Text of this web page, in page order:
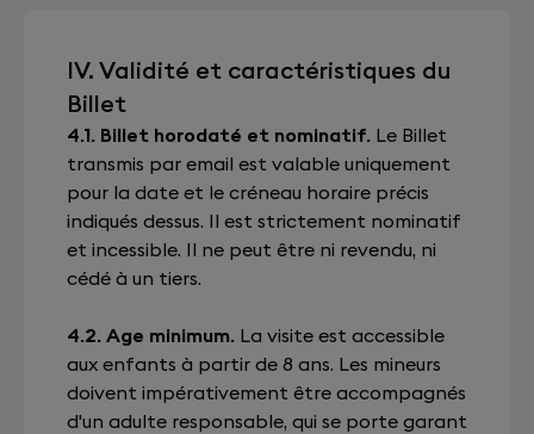
IV. Validité et caractéristiques du
Billet
4.1. Billet horodaté et nominatif. Le Billet
transmis par email est valable uniquement
pour la date et le créneau horaire précis
indiqués dessus. Il est strictement nominatif
et incessible. Il ne peut être ni revendu, ni
cédé à un tiers.
4.2. Age minimum. La visite est accessible
aux enfants à partir de 8 ans. Les mineurs
doivent impérativement être accompagnés
d'un adulte responsable, qui se porte garant